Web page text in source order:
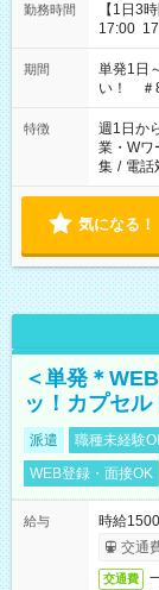
勤務時間
【1日3時間～も相
17:00 17:00
お気軽に
期間
単発1日
い！ ＃
特徴 週1日か
業・Wワ
集 / 電話
気になる！
＜単発＊
ッ！カプセル
派遣 職種未経験
WEB登録・面接OK
給与
時給
交通
交通費